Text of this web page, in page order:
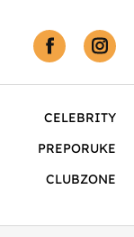
CELEBRITY
PREPORUKE
CLUBZONE